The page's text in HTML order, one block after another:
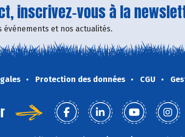
inscrivez-vous à la
événements et nos actualités.
Protection des données CGU